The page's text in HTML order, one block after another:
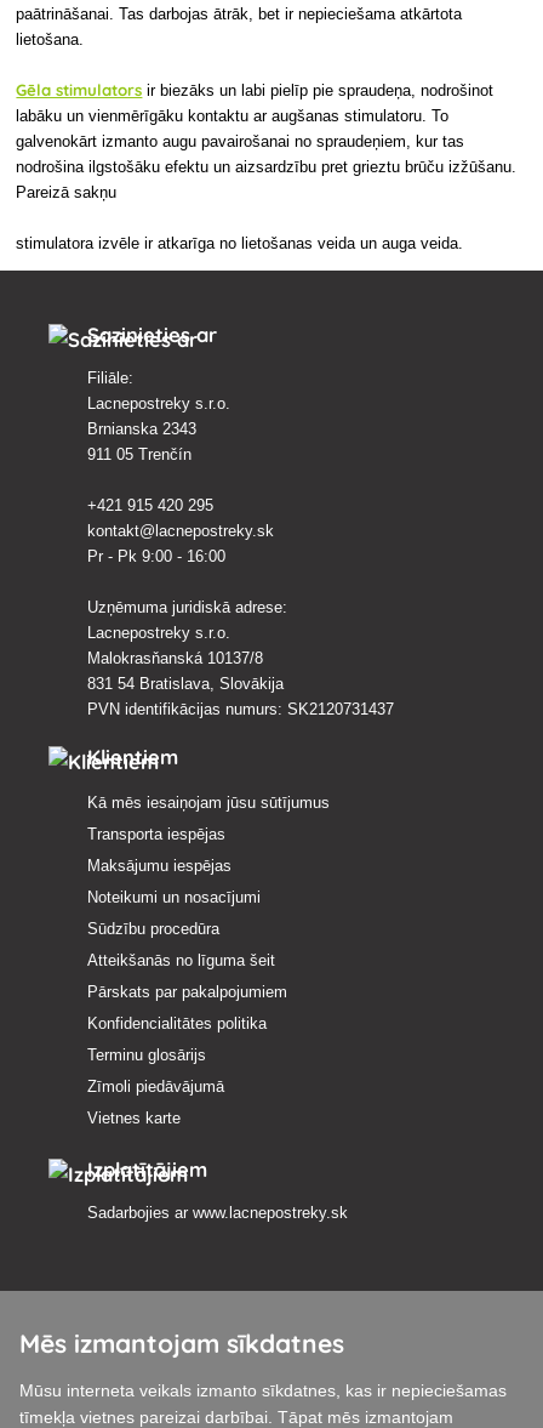
paātrināšanai. Tas darbojas ātrāk, bet ir nepieciešama atkārtota
lietošana.
Gēla stimulators ir biezāks un labi pielīp pie spraudeņa, nodrošinot
labāku un vienmērīgāku kontaktu ar augšanas stimulatoru. To
galvenokārt izmanto augu pavairošanai no spraudeņiem, kur tas
nodrošina ilgstošāku efektu un aizsardzību pret grieztu brūču izžūšanu.
Pareizā sakņu
stimulatora izvēle ir atkarīga no lietošanas veida un auga veida.
Sazinieties ar
Filiāle:
Lacnepostreky s.r.o.
Brnianska 2343
911 05 Trenčín
+421 915 420 295
kontakt@lacnepostreky.sk
Pr - Pk 9:00 - 16:00
Uzņēmuma juridiskā adrese:
Lacnepostreky s.r.o.
Malokrasňanská 10137/8
831 54 Bratislava, Slovākija
PVN identifikācijas numurs: SK2120731437
Klientiem
Kā mēs iesaiņojam jūsu sūtījumus
Transporta iespējas
Maksājumu iespējas
Noteikumi un nosacījumi
Sūdzību procedūra
Atteikšanās no līguma šeit
Pārskats par pakalpojumiem
Konfidencialitātes politika
Terminu glosārijs
Zīmoli piedāvājumā
Vietnes karte
Izplatītājiem
Sadarbojies ar www.lacnepostreky.sk
Mēs vienmēr sniegsim jums ekspertu konsultācijas
Sūdzības tiek izskatītas 24 stundu laikā
Mēs izmantojam sīkdatnes
Mūsu interneta veikals izmanto sīkdatnes, kas ir nepieciešamas
tīmekļa vietnes pareizai darbībai. Tāpat mēs izmantojam